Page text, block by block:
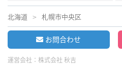
北海道 札幌市中央区
お問合わせ
運営会社： 株式会社 秋吉